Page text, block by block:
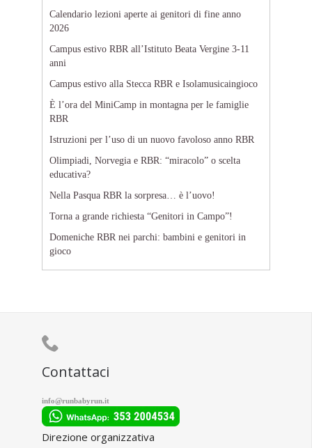
Calendario lezioni aperte ai genitori di fine anno
2026
Campus estivo RBR all’Istituto Beata Vergine 3-11
anni
Campus estivo alla Stecca RBR e Isolamusicaingioco
È l’ora del MiniCamp in montagna per le famiglie
RBR
Istruzioni per l’uso di un nuovo favoloso anno RBR
Olimpiadi, Norvegia e RBR: “miracolo” o scelta
educativa?
Nella Pasqua RBR la sorpresa… è l’uovo!
Torna a grande richiesta “Genitori in Campo”!
Domeniche RBR nei parchi: bambini e genitori in
gioco

Contattaci
info@runbabyrun.it
Direzione organizzativa